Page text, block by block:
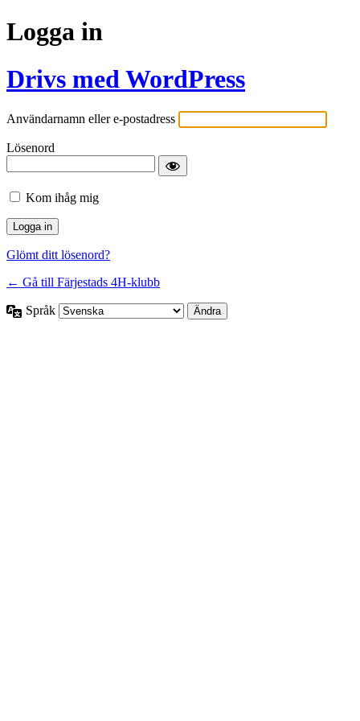
Logga in
Drivs med WordPress
Användarnamn eller e-postadress
Lösenord
Kom ihåg mig
Glömt ditt lösenord?
← Gå till Färjestads 4H-klubb
Språk